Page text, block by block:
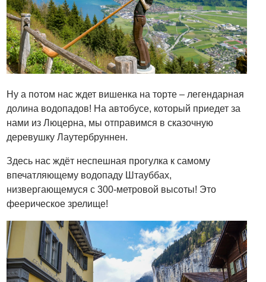
Ну а потом нас ждет вишенка на торте – легендарная
долина водопадов! На автобусе, который приедет за
нами из Люцерна, мы отправимся в сказочную
деревушку Лаутербруннен.
Здесь нас ждёт неспешная прогулка к самому
впечатляющему водопаду Штауббах,
низвергающемуся с 300-метровой высоты! Это
феерическое зрелище!